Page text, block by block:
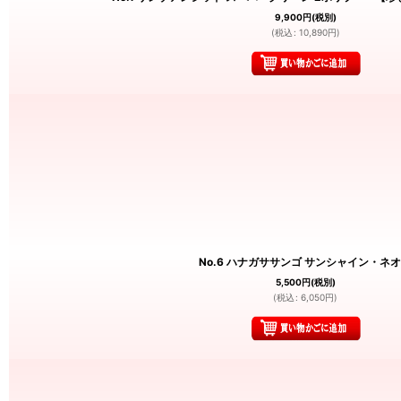
9,900円(税別)
(税込 : 10,890円)
No.6 ハナガササンゴ サンシャイン・ネ
5,500円(税別)
(税込 : 6,050円)